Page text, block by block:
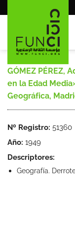
al
GÓMEZ PÉREZ,
en la Edad
Geográfica,
Nº Registro: 51360
Año: 1949
Descriptores:
Geografía.